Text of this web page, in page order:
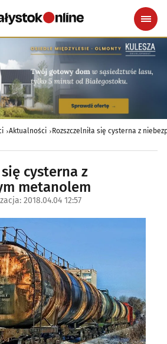
Aktualności Rozszczelniła się cysterna z
cysterna z
metanolem
2018.04.04 12:57